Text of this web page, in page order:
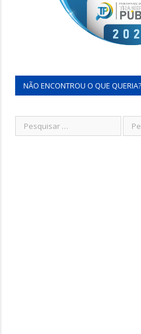
NÃO ENCONTROU O QUE QUERIA?